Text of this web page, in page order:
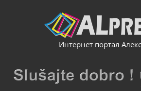
Интернет портал